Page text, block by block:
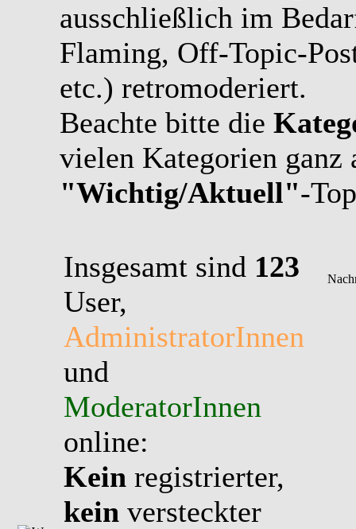
ausschließlich im
Flaming, Off-Topic-
etc.) retromoderiert.
Beachte bitte die
vielen Kategorien ganz
"Wichtig/Aktuell"-
Insgesamt sind 123
User,
AdministratorInnen
und
ModeratorInnen
online:
Kein registrierter,
kein versteckter